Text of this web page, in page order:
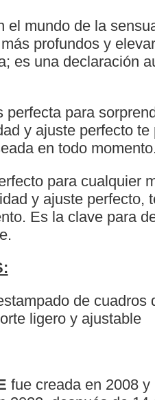
el mundo de la
profundos y
es una declaración
perfecta para
y ajuste perfecto
en todo momento.
para cualquier
y ajuste
Es la clave para
de cuadros
ligero y ajustable
fue creada en 2008